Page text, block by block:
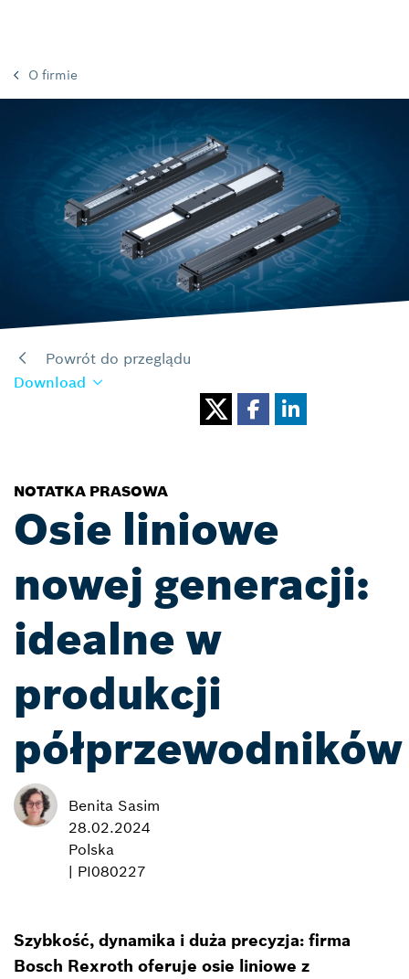
O firmie
Powrót do przeglądu
Download
NOTATKA PRASOWA
Osie liniowe
nowej generacji:
idealne w
produkcji
półprzewodników
Benita Sasim
28.02.2024
Polska
| PI080227
Szybkość, dynamika i duża precyzja: firma
Bosch Rexroth oferuje osie liniowe z